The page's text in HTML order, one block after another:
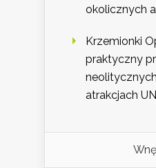
okolicznych
Krzemionki
praktyczny
atrakcjach